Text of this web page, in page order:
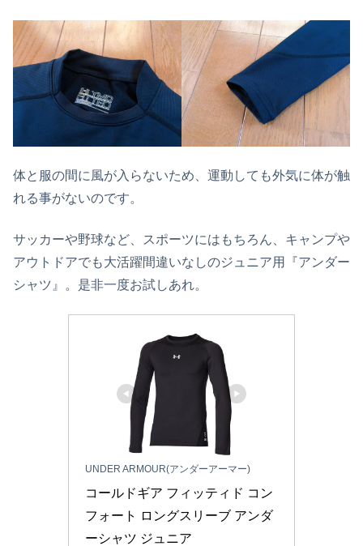
体と服の間に風が入らないため、運動しても外気に体が触
れる事がないのです。
サッカーや野球など、スポーツにはもちろん、キャンプや
アウトドアでも大活躍間違いなしのジュニア用『アンダー
シャツ』。是非一度お試しあれ。
UNDER ARMOUR(アンダーアーマー)
コールドギア フィッティド コン
フォート ロングスリーブ アンダ
ーシャツ ジュニア